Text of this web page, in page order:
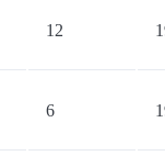
12
6